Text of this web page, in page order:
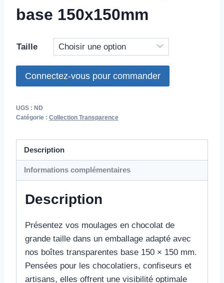
base 150x150mm
Taille
Connectez-vous pour commander
UGS : ND
Catégorie : Collection Transparence
Description
Informations complémentaires
Description
Présentez vos moulages en chocolat de
grande taille dans un emballage adapté avec
nos boîtes transparentes base 150 × 150 mm.
Pensées pour les chocolatiers, confiseurs et
artisans, elles offrent une visibilité optimale